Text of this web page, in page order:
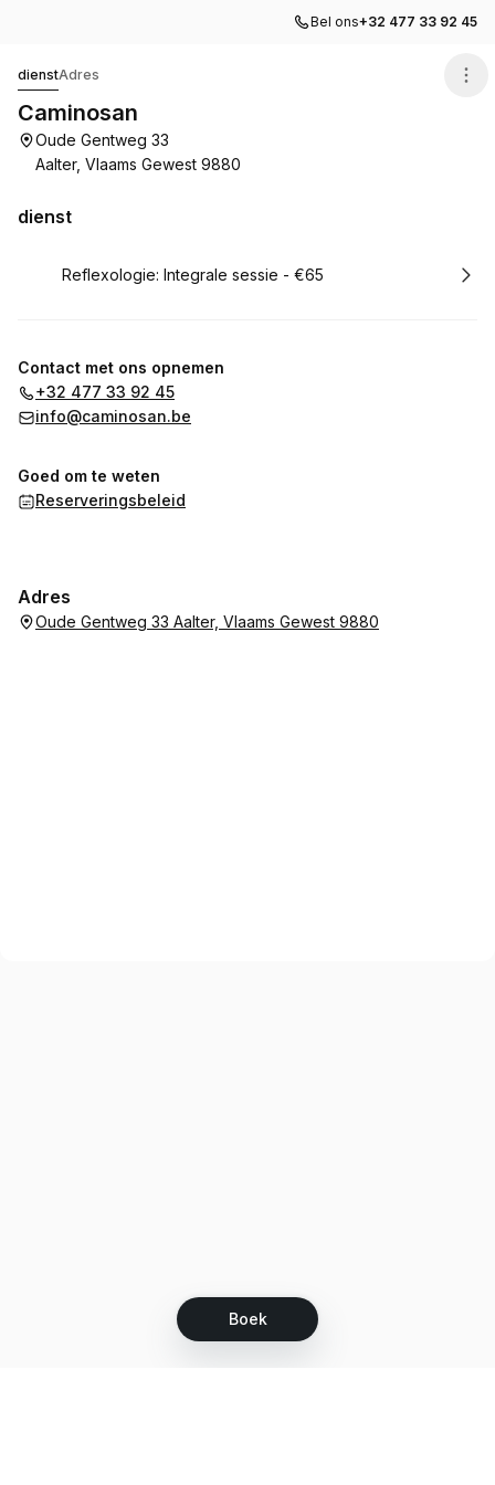
Bel ons+32 477 33 92 45
Boek
dienstAdres
Caminosan
Oude Gentweg 33
Aalter, Vlaams Gewest 9880
dienst
Boek
Reflexologie: Integrale sessie - €65
Contact met ons opnemen
+32 477 33 92 45
info@caminosan.be
Goed om te weten
Reserveringsbeleid
Adres
Oude Gentweg 33 Aalter, Vlaams Gewest 9880